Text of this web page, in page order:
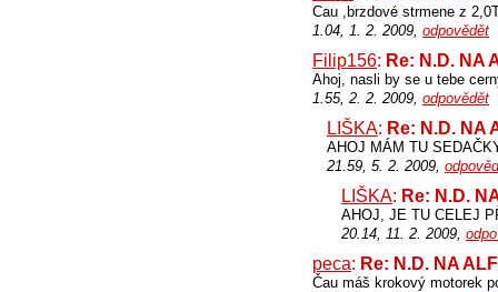
Cau ,brzdové strmene z
1.04, 1. 2. 2009, odpovědět
Filip156: Re: N.D. NA
Ahoj, nasli by se u tebe
1.55, 2. 2. 2009, odpovědět
LIŠKA: Re: N.D. NA
AHOJ MÁM TU
21.59, 5. 2. 2009,
LIŠKA: Re: N.D.
AHOJ, JE TU CELEJ
20.14, 11. 2. 2009,
peca: Re: N.D. NA
Čau máš krokový motorek